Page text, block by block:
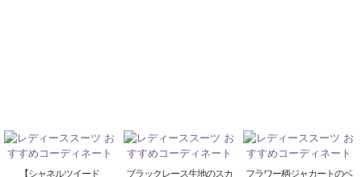
【シャネルツイード
ブラックレース生地のスカ
フラワー柄ジャカートのベ